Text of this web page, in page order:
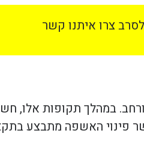
צרו איתנו קשר
במהלך תקופות אלו,
פינוי האשפה מתבצע